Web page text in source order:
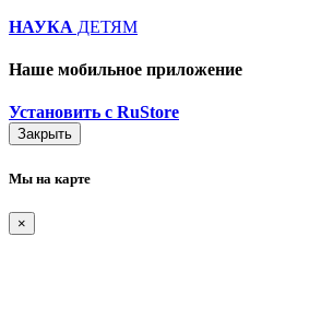
НАУКА ДЕТЯМ
Наше мобильное приложение
Установить с RuStore
Закрыть
Мы на карте
×